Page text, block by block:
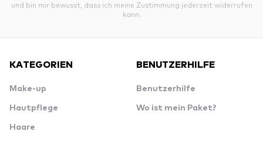
und bin mir bewusst, dass ich meine Zustimmung jederzeit widerrufen
kann.
KATEGORIEN
Make-up
Hautpflege
Haare
BENUTZERHILFE
Benutzerhilfe
Wo ist mein Paket?